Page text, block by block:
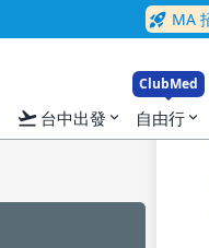
rocket_launch MA
flight_takeoff 台中出發 expand_more
ClubMed
自由行 expand_more